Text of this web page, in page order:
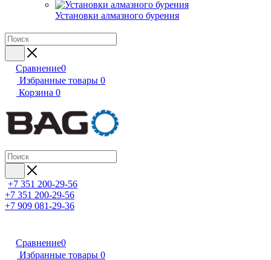
Установки алмазного бурения
Сравнение0
Избранные товары 0
Корзина 0
+7 351 200-29-56
+7 351 200-29-56
+7 909 081-29-36
Сравнение0
Избранные товары 0